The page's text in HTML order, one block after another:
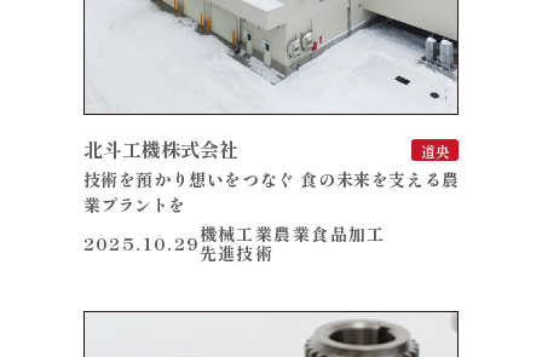
北斗工機株式会社 道央
技術を預かり想いをつなぐ 食の未来を支える農
業プラントを
2025.10.29機械工業農業食品加工
先進技術